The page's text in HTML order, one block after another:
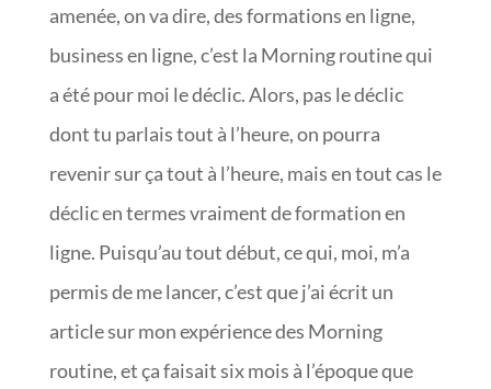
amenée, on va dire, des formations en ligne,
business en ligne, c’est la Morning routine qui
a été pour moi le déclic. Alors, pas le déclic
dont tu parlais tout à l’heure, on pourra
revenir sur ça tout à l’heure, mais en tout cas le
déclic en termes vraiment de formation en
ligne. Puisqu’au tout début, ce qui, moi, m’a
permis de me lancer, c’est que j’ai écrit un
article sur mon expérience des Morning
routine, et ça faisait six mois à l’époque que